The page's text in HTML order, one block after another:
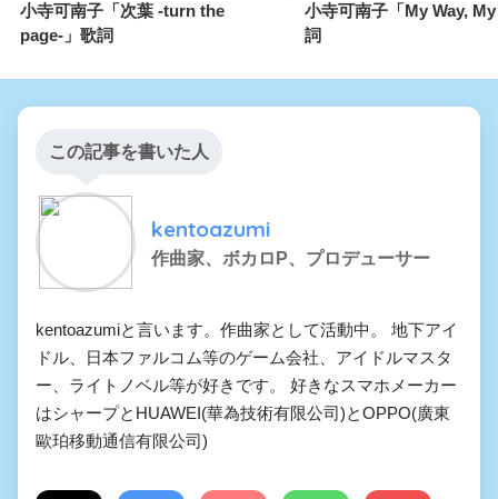
小寺可南子「次葉 -turn the
page-」歌詞
小寺可南子「My Way,
詞
この記事を書いた人
kentoazumi
作曲家、ボカロP、プロデューサー
kentoazumiと言います。作曲家として活動中。 地下アイ
ドル、日本ファルコム等のゲーム会社、アイドルマスタ
ー、ライトノベル等が好きです。 好きなスマホメーカー
はシャープとHUAWEI(華為技術有限公司)とOPPO(廣東
歐珀移動通信有限公司)